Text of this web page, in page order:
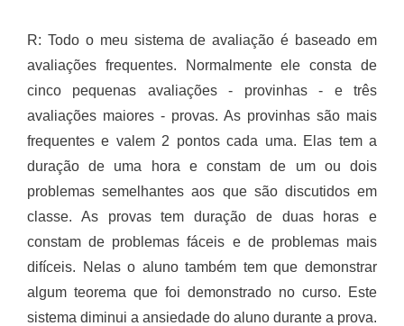
R: Todo o meu sistema de avaliação é baseado em
avaliações frequentes. Normalmente ele consta de
cinco pequenas avaliações - provinhas - e três
avaliações maiores - provas. As provinhas são mais
frequentes e valem 2 pontos cada uma. Elas tem a
duração de uma hora e constam de um ou dois
problemas semelhantes aos que são discutidos em
classe. As provas tem duração de duas horas e
constam de problemas fáceis e de problemas mais
difíceis. Nelas o aluno também tem que demonstrar
algum teorema que foi demonstrado no curso. Este
sistema diminui a ansiedade do aluno durante a prova.